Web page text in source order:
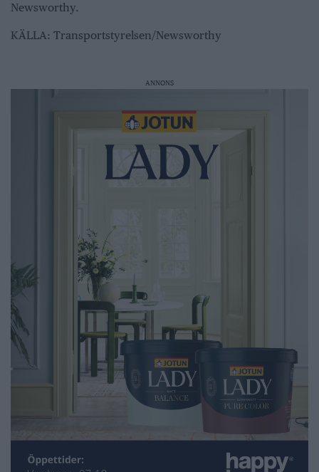
Newsworthy.
KÄLLA: Transportstyrelsen/Newsworthy
ANNONS